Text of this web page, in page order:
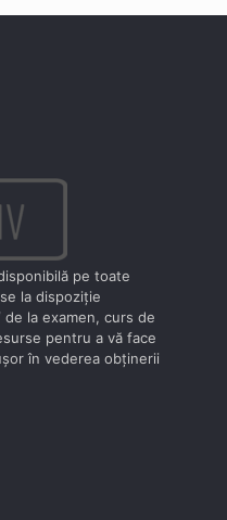
pe toate
la dispoziţie
de la examen, curs de
pentru a vă face
în vederea obţinerii